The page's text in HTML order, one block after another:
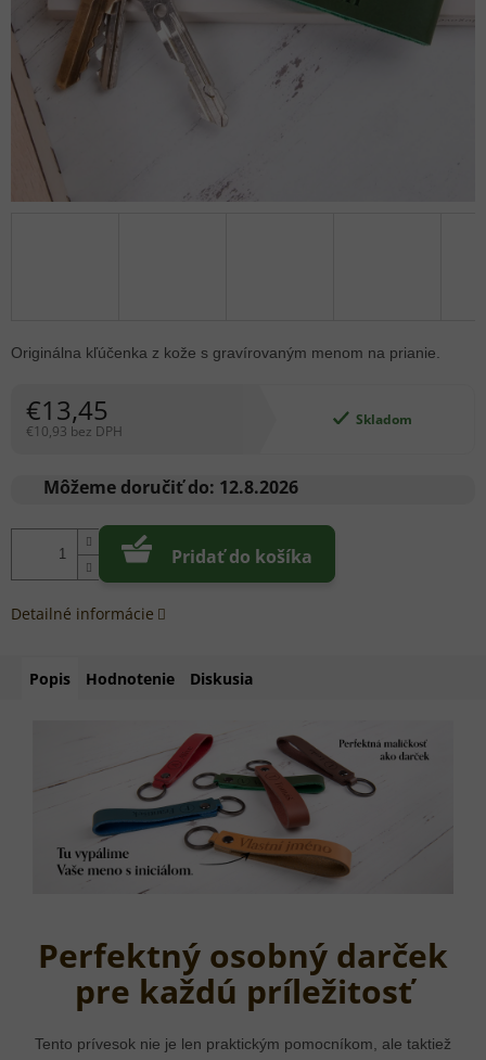
€13,45
€10,93 bez DPH
cena:
Skladom
Môžeme doručiť do: 12.8.2026
Pridať do košíka
Originálna kľúčenka z kože s gravírovaným menom na prianie.
Detailné informácie
Popis Hodnotenie Diskusia
Perfektný osobný darček
pre každú príležitosť
Tento prívesok nie je len praktickým pomocníkom, ale taktiež